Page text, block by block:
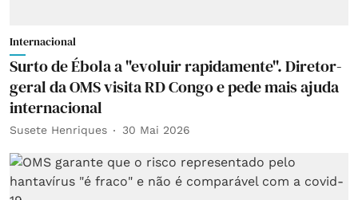
Internacional
Surto de Ébola a "evoluir rapidamente". Diretor-
geral da OMS visita RD Congo e pede mais ajuda
internacional
Susete Henriques 30 Mai 2026